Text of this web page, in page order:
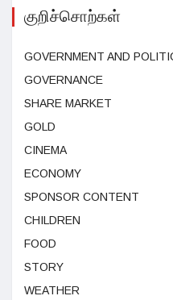
குறிச்சொற்கள்
GOVERNMENT AND
GOVERNANCE
SHARE MARKET
GOLD
CINEMA
ECONOMY
SPONSOR CONTENT
CHILDREN
FOOD
STORY
WEATHER